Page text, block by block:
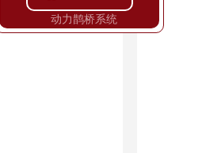
动力鹊桥系统